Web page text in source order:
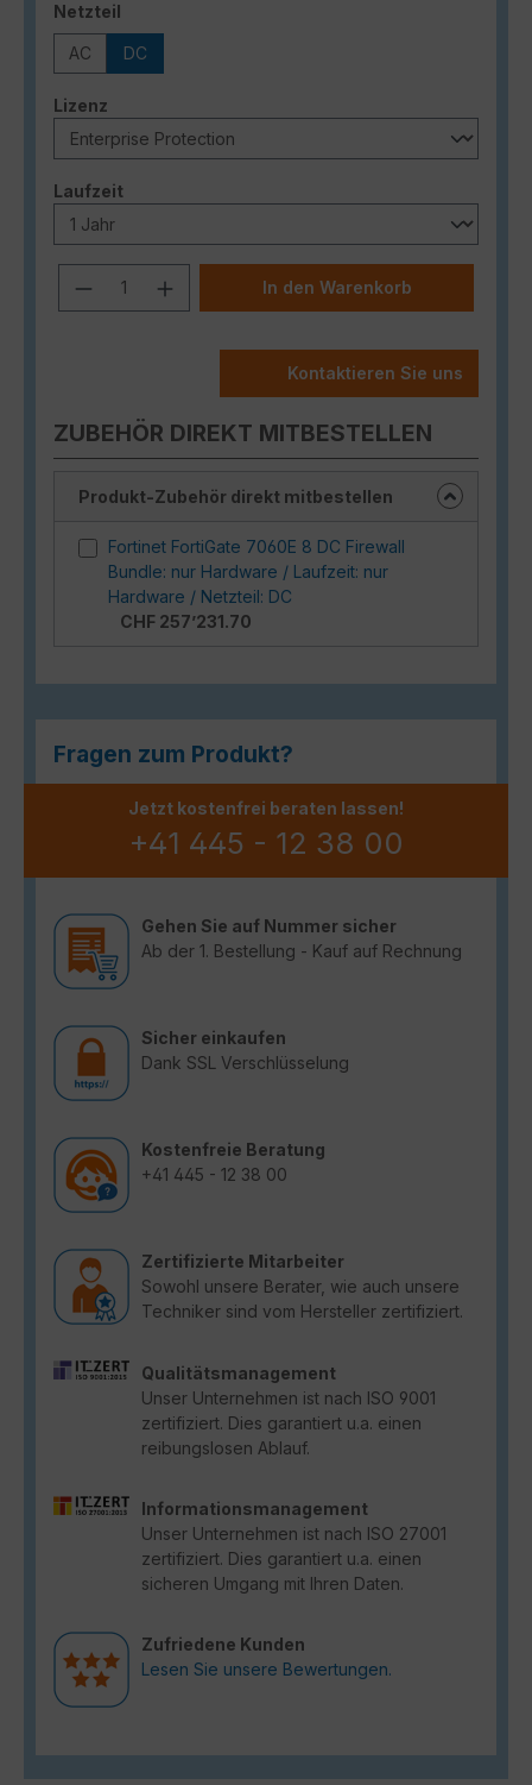
Netzteil
AC DC
Lizenz
Laufzeitauswählen
Produkt Anzahl: Gib den
In den Warenkorb
Kontaktieren Sie uns
ZUBEHÖR DIREKT MITBESTELLEN
Produkt-Zubehör direkt mitbestellen
Fortinet FortiGate 7060E 8 DC Firewall
Bundle: nur Hardware / Laufzeit: nur
Hardware / Netzteil: DC
CHF 257’231.70
Fragen zum Produkt?
Jetzt kostenfrei beraten lassen!
+41 445 - 12 38 00
Gehen Sie auf Nummer sicher
Ab der 1. Bestellung - Kauf auf Rechnung
Sicher einkaufen
Dank SSL Verschlüsselung
Kostenfreie Beratung
+41 445 - 12 38 00
Zertifizierte Mitarbeiter
Sowohl unsere Berater, wie auch unsere
Techniker sind vom Hersteller zertifiziert.
Qualitätsmanagement
Unser Unternehmen ist nach ISO 9001
zertifiziert. Dies garantiert u.a. einen
reibungslosen Ablauf.
Informationsmanagement
Unser Unternehmen ist nach ISO 27001
zertifiziert. Dies garantiert u.a. einen
sicheren Umgang mit Ihren Daten.
Zufriedene Kunden
Lesen Sie unsere Bewertungen.